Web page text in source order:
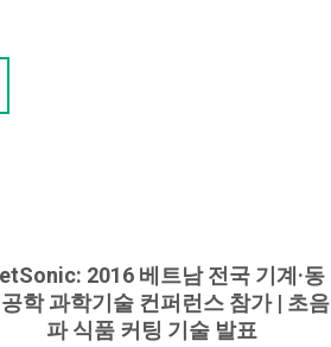
2016 베트남 전국 기계·동
학 과학기술 컨퍼런스 참가 | 초음
파 식품 커팅 기술 발표